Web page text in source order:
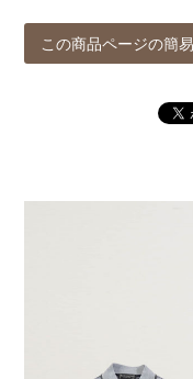
この商品ページの簡